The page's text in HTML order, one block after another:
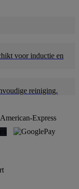
voor inductie en
reiniging.